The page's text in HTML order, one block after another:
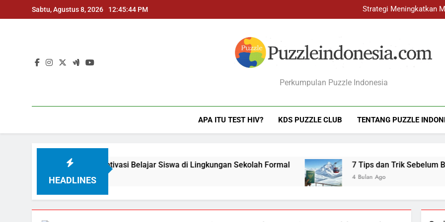
to
Sabtu, Agustus 8, 2026 12:45:45 PM
Strategi Meningkatkan
7
Strategi Meningkatkan
7
Puzzleindonesia.com
Perkumpulan Puzzle Indonesia
APA ITU TEST HIV? KDS PUZZLE CLUB TENTANG PUZZLE
HEADLINES
Meningkatkan Motivasi Belajar Siswa di Lingkungan Sekolah Formal 7 Tips dan Trik Sebelum Berwisata
4 Bulan Ago